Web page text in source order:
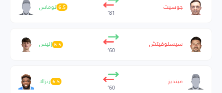
جوسيت
81’
توماس6.5
سيسلوفيتش
60’
إليس6.5
مينديز
60’
زنزالا 6.5